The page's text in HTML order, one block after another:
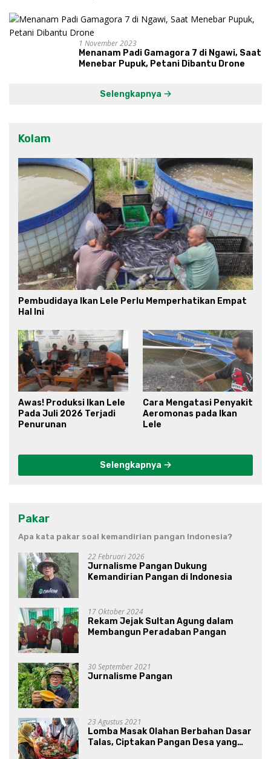
1 November 2023
Menanam Padi Gamagora 7 di Ngawi, Saat
Menebar Pupuk, Petani Dibantu Drone
Selengkapnya
Kolam
Pembudidaya Ikan Lele Perlu Memperhatikan Empat
Hal Ini
Awas! Produksi Ikan Lele
Pada Juli 2026 Terjadi
Penurunan
Cara Mengatasi Penyakit
Aeromonas pada Ikan
Lele
Selengkapnya
Pakar
Apa kata pakar soal kemandirian pangan Indonesia?
22 Februari 2026
Jurnalisme Pangan Dukung
Kemandirian Pangan di Indonesia
17 Oktober 2024
Rekam Jejak Sultan Agung dalam
Membangun Peradaban Pangan
30 September 2021
Jurnalisme Pangan
23 Agustus 2021
Lomba Masak Olahan Berbahan Dasar
Talas, Ciptakan Pangan Desa yang